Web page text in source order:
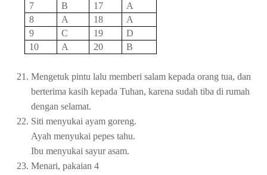
7
B 17
A
8
A 18
A
9
C 19
D
10
A 20 B
21. Mengetuk pintu lalu memberi salam kepada orang tua, dan
berterima kasih kepada Tuhan, karena sudah tiba di rumah
dengan selamat.
22. Siti menyukai ayam goreng.
Ayah menyukai pepes tahu.
Ibu menyukai sayur asam.
23. Menari, pakaian 4